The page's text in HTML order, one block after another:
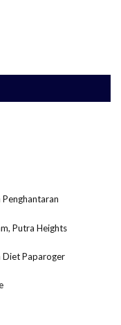
Penghantaran
Putra Heights
Diet Paparoger